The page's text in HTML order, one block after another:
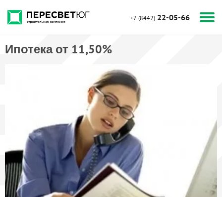
+7 (8442) 22-05-66
Ипотека от 11,50%